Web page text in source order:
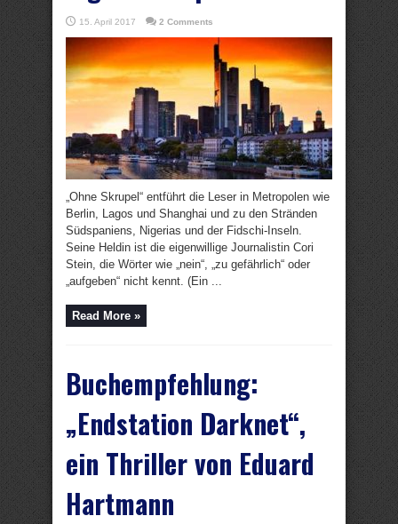
15. April 2017 2 Comments
„Ohne Skrupel“ entführt die Leser in Metropolen wie
Berlin, Lagos und Shanghai und zu den Stränden
Südspaniens, Nigerias und der Fidschi-Inseln.
Seine Heldin ist die eigenwillige Journalistin Cori
Stein, die Wörter wie „nein“, „zu gefährlich“ oder
„aufgeben“ nicht kennt. (Ein ...
Read More »
Buchempfehlung:
„Endstation Darknet“,
ein Thriller von Eduard
Hartmann